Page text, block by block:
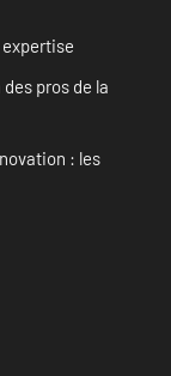
pros de la
: les